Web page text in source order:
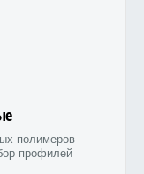
полимеров
профилей